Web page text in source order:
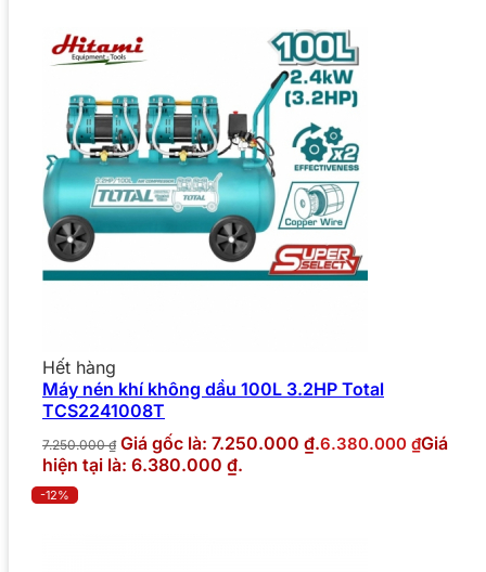
Hết hàng
Máy nén khí không dầu 100L 3.2HP Total
TCS2241008T
7.250.000₫ Giá gốc là: 7.250.000 ₫.6.380.000 ₫Giá
hiện tại là: 6.380.000 ₫.
-12%